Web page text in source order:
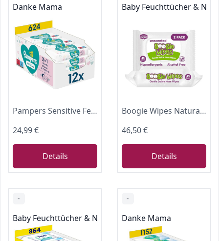
Danke Mama
Pampers Sensitive Feuchttücher 12 Packungen mit 52 Stück - 624 Feuchttücher, ohne Duft, für eine sanfte und weiche Reinigung
24,99 €
Details
Baby Feuchttücher &
Boogie Wipes Natural Saline Kids and Baby Nose Wipes for Cold and Flu, Unscented, 90 Count by Boogie Wipes
46,50 €
Details
-
Baby Feuchttücher & Nachfüllungen
-
Danke Mama